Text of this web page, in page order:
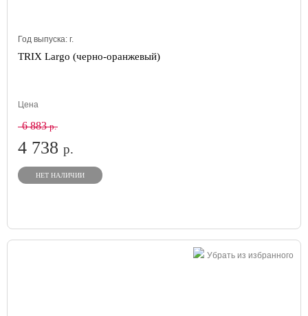
Год выпуска: г.
TRIX Largo (черно-оранжевый)
Цена
6 883р.
4 738 р.
НЕТ НАЛИЧИИ
Убрать из избранного